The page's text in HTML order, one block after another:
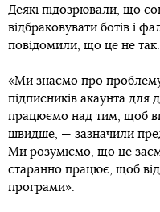
Деякі підозрювали, що
відбраковувати ботів і
повідомили, що це не так.
«Ми знаємо про
підписників акаунта
працюємо над тим, щоб
швидше, — зазначили
Ми розуміємо, що це
старанно працює, щоб
програми».